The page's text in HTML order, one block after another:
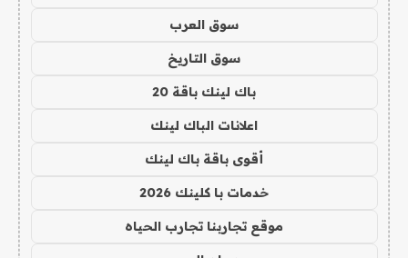
سوق العرب
سوق التاريخ
باك لينك باقة 20
اعلانات الباك لينك
أقوى باقة باك لينك
خدمات با كلينك 2026
موقع تجاربنا تجارب الحياه